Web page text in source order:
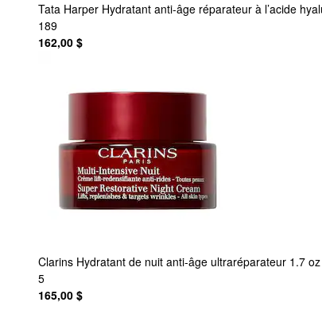
Tata Harper Hydratant anti-âge réparateur à l’acide
189
162,00 $
Clarins Hydratant de nuit anti-âge ultraréparateur 1.7
5
165,00 $